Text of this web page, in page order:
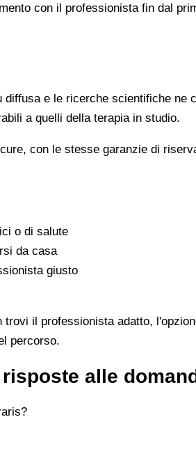
con il professionista fin dal
e le ricerche scientifiche
a quelli della terapia in studio.
con le stesse garanzie di
o di salute
da casa
giusto
il professionista adatto,
percorso.
alle